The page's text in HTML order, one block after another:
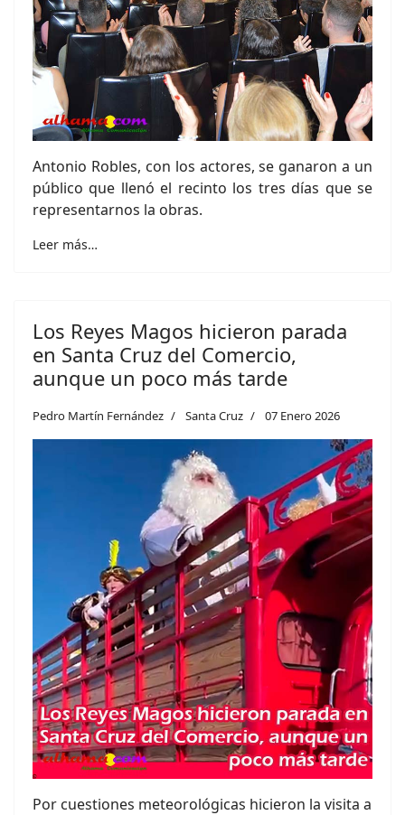
Antonio Robles, con los actores, se ganaron a un
público que llenó el recinto los tres días que se
representarnos la obras.
Leer más…
Los Reyes Magos hicieron parada
en Santa Cruz del Comercio,
aunque un poco más tarde
Pedro Martín Fernández Santa Cruz 07 Enero 2026
Por cuestiones meteorológicas hicieron la visita a